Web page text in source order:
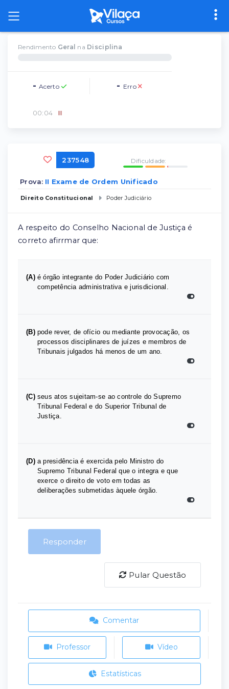
Rendimento Geral na Disciplina
-Acerto - Erro
00:04
237548 Dificuldade:
Prova: II Exame de Ordem Unificado
Direito Constitucional Poder Judiciário
A respeito do Conselho Nacional de Justiça é
correto afirrmar que:
(A) é órgão integrante do Poder Judiciário com
competência administrativa e jurisdicional.
(B) pode rever, de ofício ou mediante provocação, os
processos disciplinares de juízes e membros de
Tribunais julgados há menos de um ano.
(C) seus atos sujeitam-se ao controle do Supremo
Tribunal Federal e do Superior Tribunal de
Justiça.
(D) a presidência é exercida pelo Ministro do
Supremo Tribunal Federal que o integra e que
exerce o direito de voto em todas as
deliberações submetidas àquele órgão.
Responder
Pular Questão
Comentar
Professor Vídeo
Estatísticas